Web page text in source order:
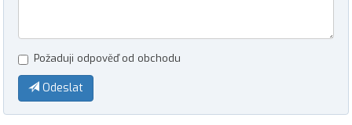
Požaduji odpověď od obchodu
Odeslat